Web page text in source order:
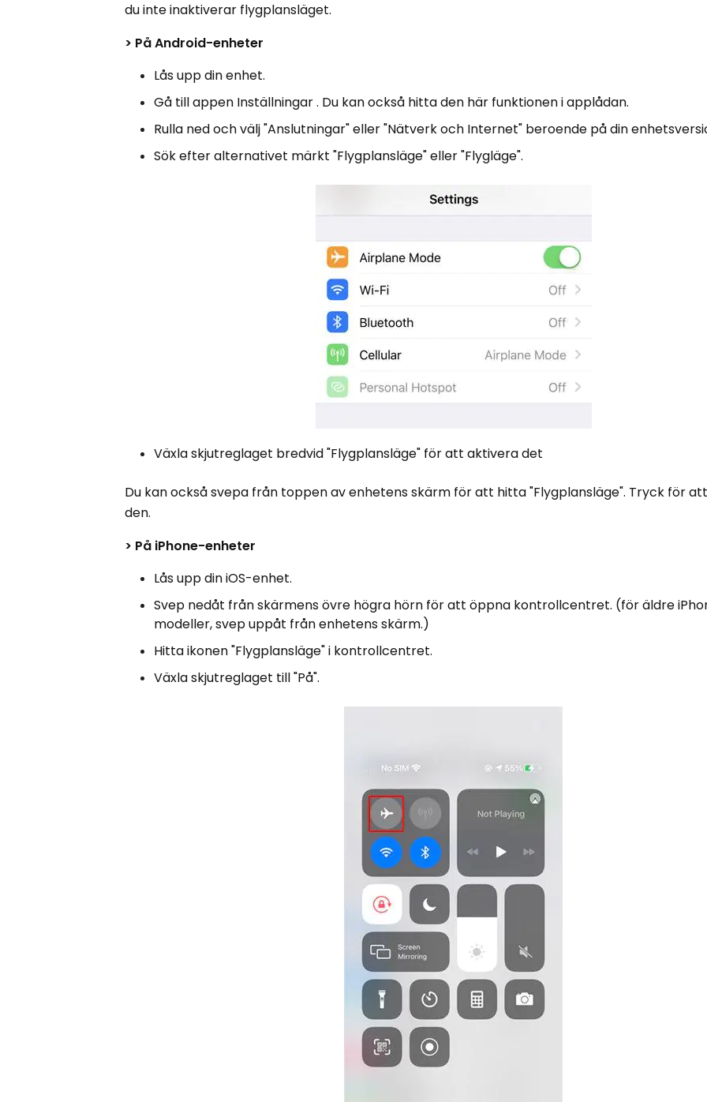
du inte inaktiverar flygplansläget.
> På Android-enheter
Lås upp din enhet.
Gå till appen Inställningar . Du kan också hitta den här funktionen i applådan.
Rulla ned och välj "Anslutningar" eller "Nätverk och Internet" beroende på din
Sök efter alternativet märkt "Flygplansläge" eller "Flygläge".
Växla skjutreglaget bredvid "Flygplansläge" för att aktivera det
Du kan också svepa från toppen av enhetens skärm för att hitta "Flygplansläge". Tryck för
den.
> På iPhone-enheter
Lås upp din iOS-enhet.
Svep nedåt från skärmens övre högra hörn för att öppna kontrollcentret. (för äldre
modeller, svep uppåt från enhetens skärm.)
Hitta ikonen "Flygplansläge" i kontrollcentret.
Växla skjutreglaget till "På".